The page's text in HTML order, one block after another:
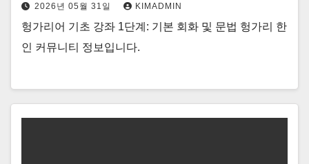
2026년 05월 31일 KIMADMIN
헝가리어 기초 강좌 1단계: 기본 회화 및 문법 헝가리 한
인 커뮤니티 정보입니다.